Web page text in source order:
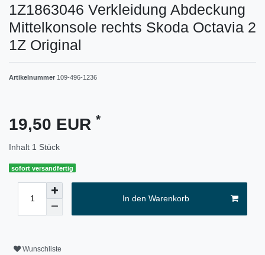
1Z1863046 Verkleidung Abdeckung
Mittelkonsole rechts Skoda Octavia 2
1Z Original
Artikelnummer 109-496-1236
19,50 EUR *
Inhalt 1 Stück
sofort versandfertig
In den Warenkorb
Wunschliste